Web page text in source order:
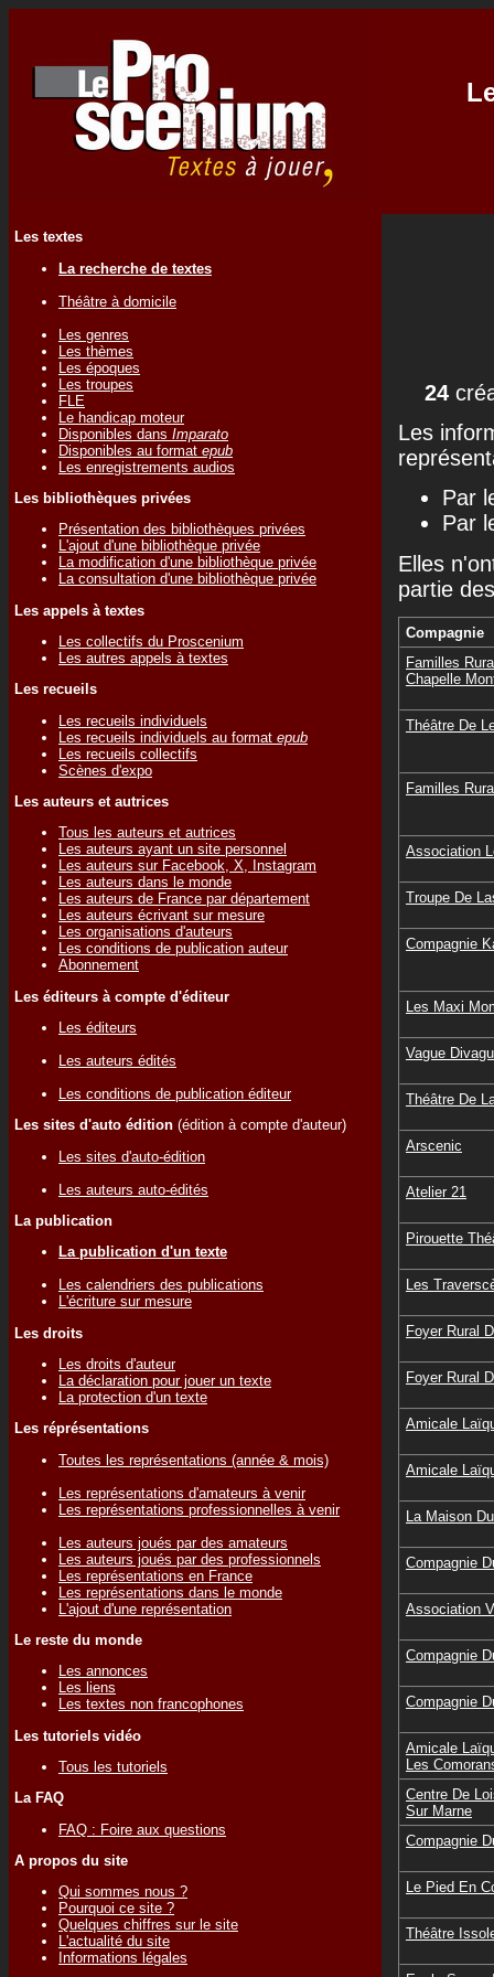
Les textes
La recherche de textes
Théâtre à domicile
Les genres
Les thèmes
Les époques
Les troupes
FLE
Le handicap moteur
Disponibles dans Imparato
Disponibles au format epub
Les enregistrements audios
Les bibliothèques privées
Présentation des bibliothèques privées
L'ajout d'une bibliothèque privée
La modification d'une bibliothèque privée
La consultation d'une bibliothèque privée
Les appels à textes
Les collectifs du Proscenium
Les autres appels à textes
Les recueils
Les recueils individuels
Les recueils individuels au format epub
Les recueils collectifs
Scènes d'expo
Les auteurs et autrices
Tous les auteurs et autrices
Les auteurs ayant un site personnel
Les auteurs sur Facebook, X, Instagram
Les auteurs dans le monde
Les auteurs de France par département
Les auteurs écrivant sur mesure
Les organisations d'auteurs
Les conditions de publication auteur
Abonnement
Les éditeurs à compte d'éditeur
Les éditeurs
Les auteurs édités
Les conditions de publication éditeur
Les sites d'auto édition (édition à compte d'auteur)
Les sites d'auto-édition
Les auteurs auto-édités
La publication
La publication d'un texte
Les calendriers des publications
L'écriture sur mesure
Les droits
Les droits d'auteur
La déclaration pour jouer un texte
La protection d'un texte
Les réprésentations
Toutes les représentations (année & mois)
Les représentations d'amateurs à venir
Les représentations professionnelles à venir
Les auteurs joués par des amateurs
Les auteurs joués par des professionnels
Les représentations en France
Les représentations dans le monde
L'ajout d'une représentation
Le reste du monde
Les annonces
Les liens
Les textes non francophones
Les tutoriels vidéo
Tous les tutoriels
La FAQ
FAQ : Foire aux questions
A propos du site
Qui sommes nous ?
Pourquoi ce site ?
Quelques chiffres sur le site
L'actualité du site
Informations légales
24
Les
Par
Par
Elles
partie
Compagnie
Familles
Chapelle
Théâtre De
Familles
Association
Troupe De
Compagnie
Les Maxi
Vague
Théâtre De
Arscenic
Atelier 21
Pirouette
Les
Foyer Rural
Foyer Rural
Amicale
Amicale
La Maison
Compagnie
Association
Compagnie
Compagnie
Amicale
Les
Centre De
Sur Marne
Compagnie
Le Pied En
Théâtre